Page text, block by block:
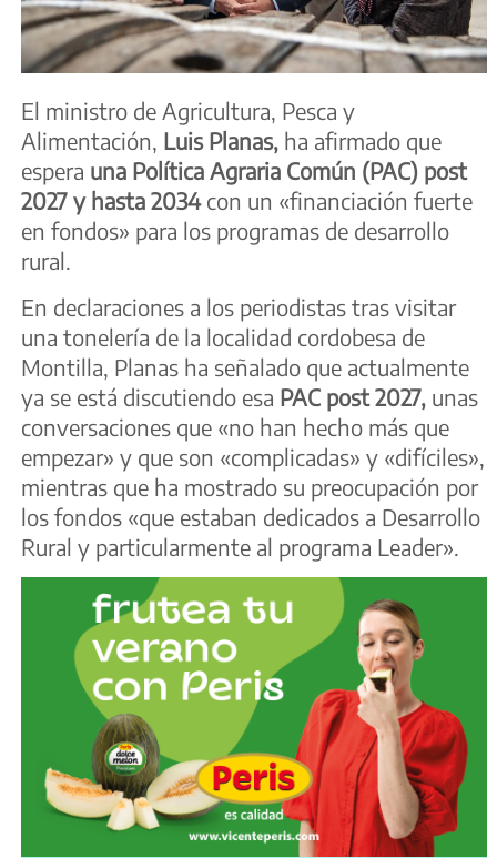
El ministro de Agricultura, Pesca y
Alimentación, Luis Planas, ha afirmado que
espera una Política Agraria Común (PAC) post
2027 y hasta 2034con un «financiación fuerte
en fondos» para los programas de desarrollo
rural.
En declaraciones a los periodistas tras visitar
una tonelería de la localidad cordobesa de
Montilla, Planas ha señalado que actualmente
ya se está discutiendo esa PAC post 2027, unas
conversaciones que «no han hecho más que
empezar» y que son «complicadas» y «difíciles»,
mientras que ha mostrado su preocupación por
los fondos «que estaban dedicados a Desarrollo
Rural y particularmente al programa Leader».